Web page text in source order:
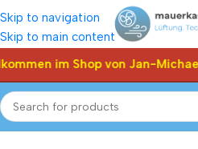
Skip to navigation
Skip to main content
im Shop von Jan-
Start Shop Klappen Stellantriebe,